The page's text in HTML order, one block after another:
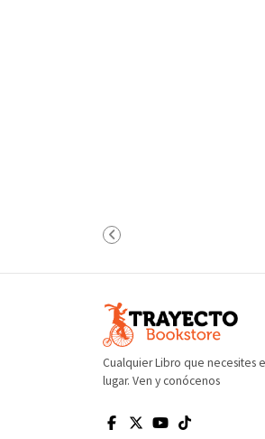
Cualquier Libro que necesites
lugar. Ven y conócenos